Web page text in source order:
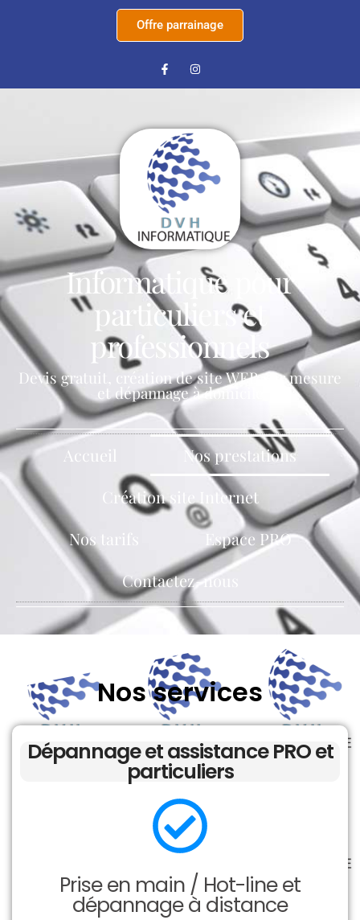
Offre parrainage
Informatique pour
particuliers et
professionnels
Devis gratuit, création de site WEB sur mesure
et dépannage à domicile
Accueil
Nos prestations
Création site Internet
Nos tarifs
Espace PRO
Contactez-nous
Nos services
Dépannage et assistance PRO et
particuliers
Prise en main / Hot-line et
dépannage à distance